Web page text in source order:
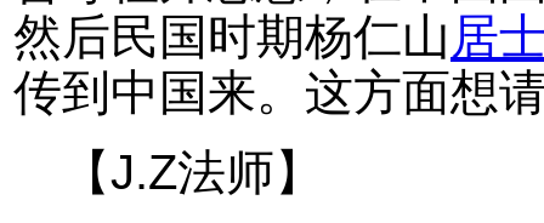
然后民国时期杨仁山 居
传到中国来。这方面想
【J.Z法师】